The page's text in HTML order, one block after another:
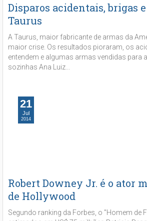
Disparos acidentais, brigas
Taurus
A Taurus, maior fabricante de armas da
maior crise. Os resultados pioraram, os
entendem e algumas armas vendidas para
sozinhas Ana Luiz...
Robert Downey Jr. é o ator
de Hollywood
Segundo ranking da Forbes, o "Homem de
21
Jul
2014